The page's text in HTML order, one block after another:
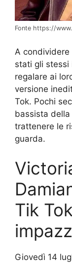
Fonte https://
A
stati gli stessi
regalare ai
versione
Tok. Pochi
bassista
trattenere le
guarda.
Tik
Giovedì 14